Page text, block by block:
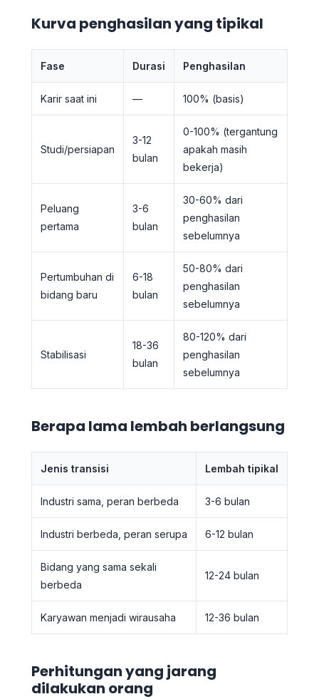
Kurva penghasilan yang tipikal
Fase Durasi Penghasilan
Karir saat ini — 100% (basis)
Studi/persiapan
3-12
bulan
0-100% (tergantung
apakah masih
bekerja)
Peluang
pertama
3-6
bulan
30-60% dari
penghasilan
sebelumnya
Pertumbuhan di
bidang baru
6-18
bulan
50-80% dari
penghasilan
sebelumnya
Stabilisasi
18-36
bulan
80-120% dari
penghasilan
sebelumnya
Berapa lama lembah berlangsung
Jenis transisi Lembah tipikal
Industri sama, peran berbeda 3-6 bulan
Industri berbeda, peran serupa 6-12 bulan
Bidang yang sama sekali
berbeda
12-24 bulan
Karyawan menjadi wirausaha 12-36 bulan
Perhitungan yang jarang
dilakukan orang